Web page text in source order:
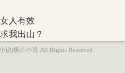
人有效
我出山？
说|极品小说 All Rights Reserved.